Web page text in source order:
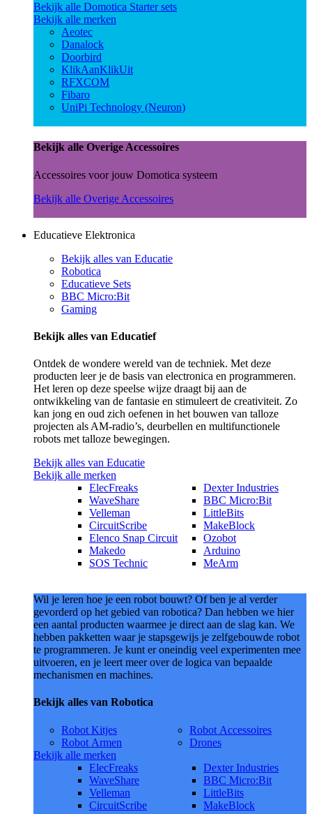
Bekijk alle Domotica Starter sets
Bekijk alle merken
Aeotec
Danalock
Doorbird
KlikAanKlikUit
RFXCOM
Fibaro
UniPi Technology (Neuron)
Bekijk alle Overige Accessoires
Accessoires voor jouw Domotica systeem
Bekijk alle Overige Accessoires
Educatieve Elektronica
Bekijk alles van Educatie
Robotica
Educatieve Sets
BBC Micro:Bit
Gaming
Bekijk alles van Educatief
Ontdek de wondere wereld van de techniek. Met deze
producten leer je de basis van electronica en programmeren.
Het leren op deze speelse wijze draagt bij aan de
ontwikkeling van de fantasie en stimuleert de creativiteit. Zo
kan jong en oud zich oefenen in het bouwen van talloze
projecten als AM-radio’s, deurbellen en multifunctionele
robots met talloze bewegingen.
Bekijk alles van Educatie
Bekijk alle merken
ElecFreaks
WaveShare
Velleman
CircuitScribe
Elenco Snap Circuit
Makedo
SOS Technic
Dexter Industries
BBC Micro:Bit
LittleBits
MakeBlock
Ozobot
Arduino
MeArm
Wil je leren hoe je een robot bouwt? Of ben je al verder
gevorderd op het gebied van robotica? Dan hebben we hier
een aantal producten waarmee je direct aan de slag kan. We
hebben pakketten waar je stapsgewijs je zelfgebouwde robot
te programmeren. Je kunt er oneindig veel experimenten mee
uitvoeren, en je leert meer over de logica van bepaalde
mechanismen en machines.
Bekijk alles van Robotica
Robot Kitjes
Robot Armen
Robot Accessoires
Drones
Bekijk alle merken
ElecFreaks
WaveShare
Velleman
CircuitScribe
Dexter Industries
BBC Micro:Bit
LittleBits
MakeBlock